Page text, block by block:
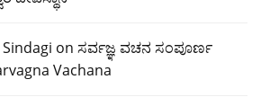
on ಸರ್ವಜ್ಞ ವಚನ ಸಂಪೂರ್ಣ
Vachana